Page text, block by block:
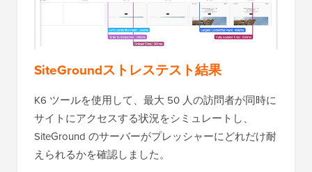
SiteGroundストレステスト結果
K6 ツールを使用して、最大 50 人の訪問者が同時に
サイトにアクセスする状況をシミュレートし、
SiteGround のサーバーがプレッシャーにどれだけ耐
えられるかを確認しました。